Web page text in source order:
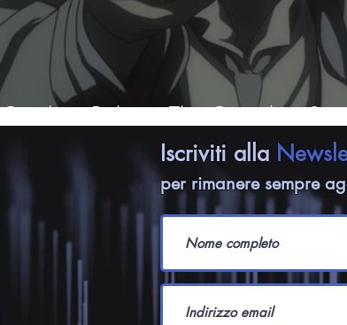
Cowboy Bebop: The Complete
Iscriviti alla
per rimanere sempre